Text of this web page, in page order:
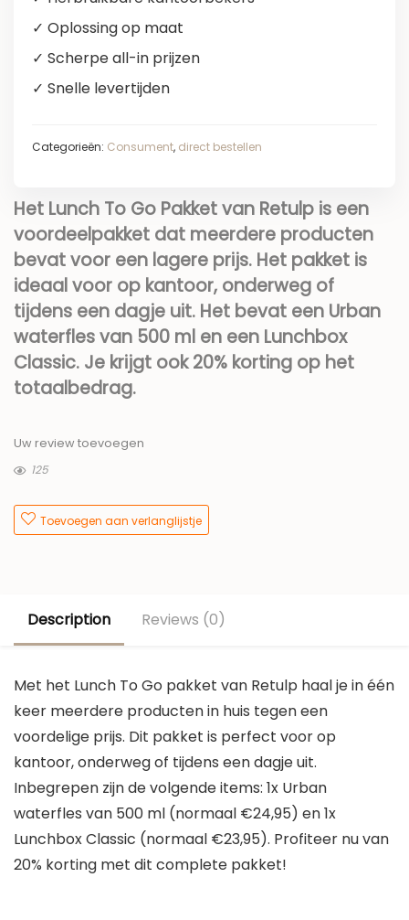
✓ Oplossing op maat
✓ Scherpe all-in prijzen
✓ Snelle levertijden
Categorieën: Consument, direct bestellen
Het Lunch To Go Pakket van Retulp is een
voordeelpakket dat meerdere producten
bevat voor een lagere prijs. Het pakket is
ideaal voor op kantoor, onderweg of
tijdens een dagje uit. Het bevat een Urban
waterfles van 500 ml en een Lunchbox
Classic. Je krijgt ook 20% korting op het
totaalbedrag.
Uw review toevoegen
125
Toevoegen aan verlanglijstje
Description Reviews (0)
Met het Lunch To Go pakket van Retulp haal je in één
keer meerdere producten in huis tegen een
voordelige prijs. Dit pakket is perfect voor op
kantoor, onderweg of tijdens een dagje uit.
Inbegrepen zijn de volgende items: 1x Urban
waterfles van 500 ml (normaal €24,95) en 1x
Lunchbox Classic (normaal €23,95). Profiteer nu van
20% korting met dit complete pakket!